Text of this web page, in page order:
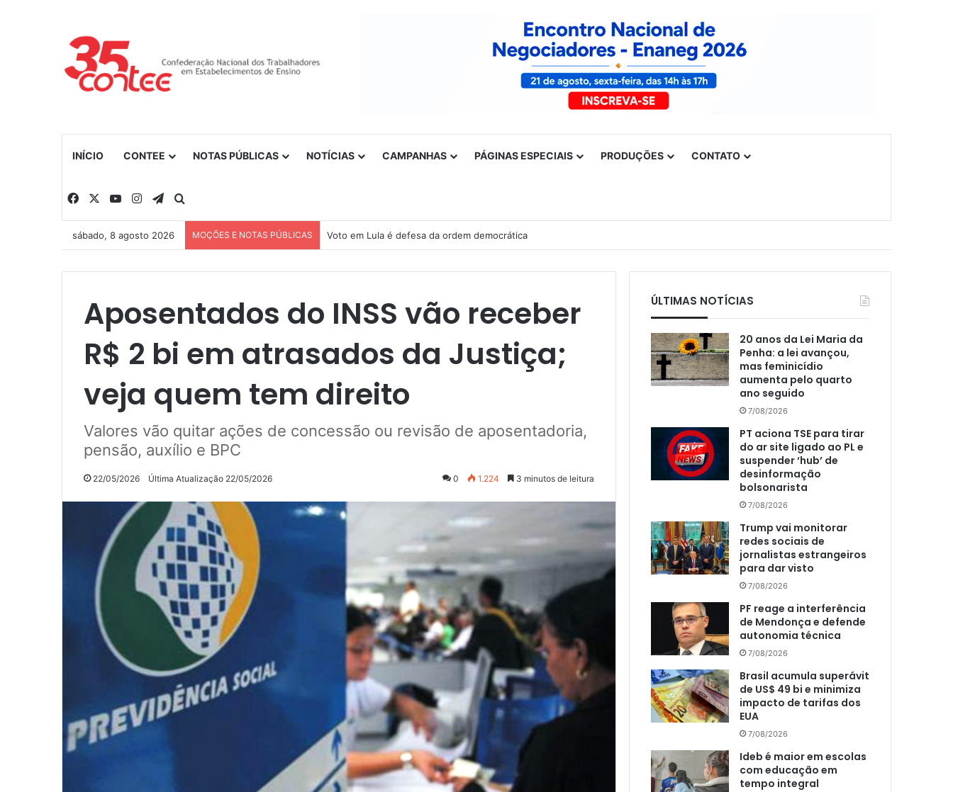
INÍCIO CONTEE NOTAS PÚBLICAS NOTÍCIAS CAMPANHAS PÁGINAS ESPECIAIS PRODUÇÕES CONTATO
Facebook YouTubeInstagramTelegram
sábado, 8 agosto 2026 MOÇÕES E NOTAS PÚBLICAS Nota de solidariedade ao povo venezuelano
Aposentados do INSS vão receber
R$ 2 bi em atrasados da Justiça;
veja quem tem direito
Valores vão quitar ações de concessão ou revisão de aposentadoria,
pensão, auxílio e BPC
22/05/2026 Última Atualização 22/05/2026 0 1.224 3 minutos de leitura
ÚLTIMAS NOTÍCIAS
20 anos da Lei Maria da
Penha: a lei avançou,
mas feminicídio
aumenta pelo quarto
ano seguido
7/08/2026
PT aciona TSE para tirar
do ar site ligado ao PL e
suspender ‘hub’ de
desinformação
bolsonarista
7/08/2026
Trump vai monitorar
redes sociais de
jornalistas estrangeiros
para dar visto
7/08/2026
PF reage a interferência
de Mendonça e defende
autonomia técnica
7/08/2026
Brasil acumula superávit
de US$ 49 bi e minimiza
impacto de tarifas dos
EUA
7/08/2026
Ideb é maior em escolas
com educação em
tempo integral